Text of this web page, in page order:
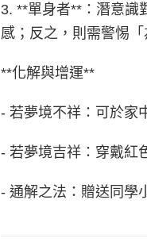
3. **單身者**：潛意識
感；反之，則需警惕
**化解與增運**
- 若夢境不祥：可於家
- 若夢境吉祥：穿戴紅
- 通解之法：贈送同學